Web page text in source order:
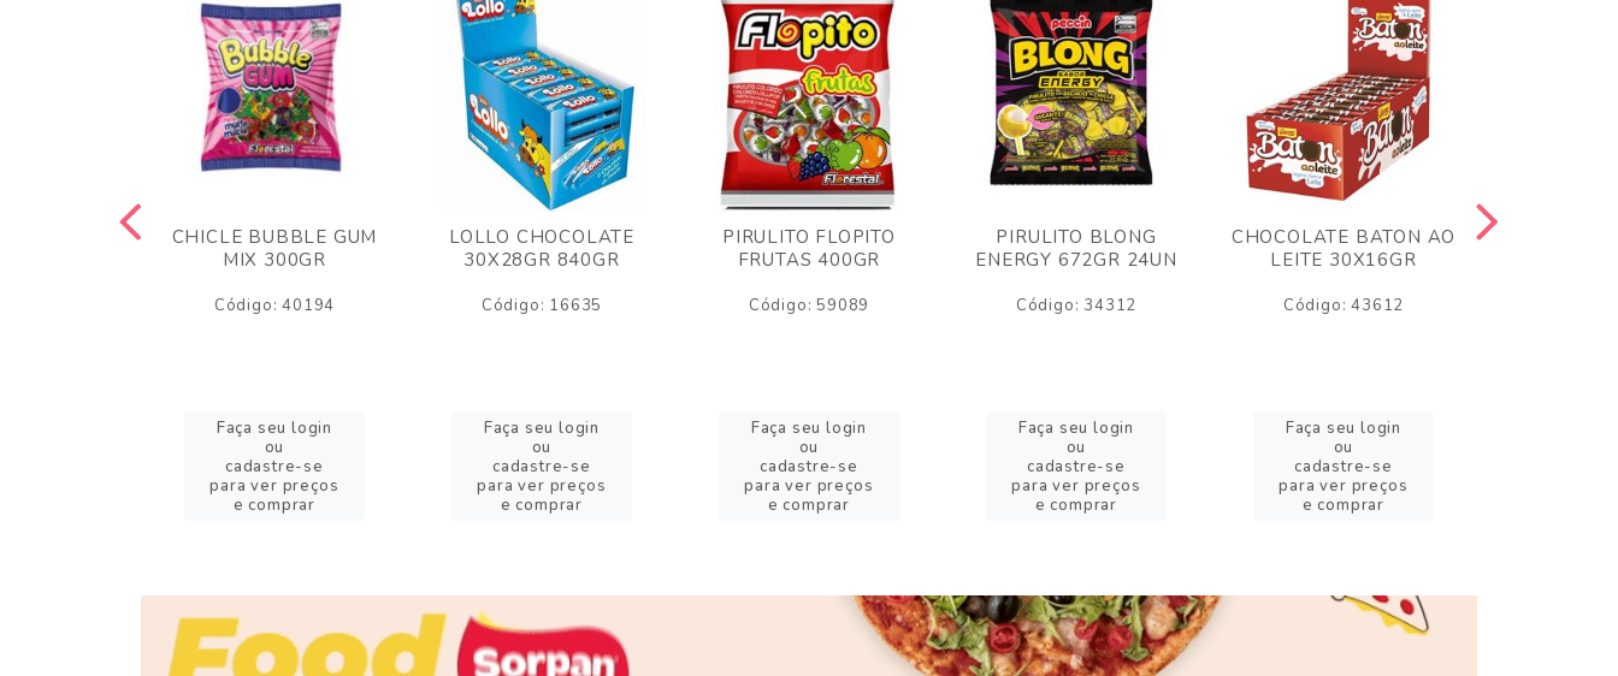
CHICLE BUBBLE GUM
MIX 300GR
Código: 40194
Faça seu login
ou
cadastre-se
para ver preços
e comprar
LOLLO CHOCOLATE
30X28GR 840GR
Código: 16635
Faça seu login
ou
cadastre-se
para ver preços
e comprar
PIRULITO FLOPITO
FRUTAS 400GR
Código: 59089
Faça seu login
ou
cadastre-se
para ver preços
e comprar
PIRULITO BLONG
ENERGY 672GR 24UN
Código: 34312
Faça seu login
ou
cadastre-se
para ver preços
e comprar
CHOCOLATE BATON AO
LEITE 30X16GR
Código: 43612
Faça seu login
ou
cadastre-se
para ver preços
e comprar